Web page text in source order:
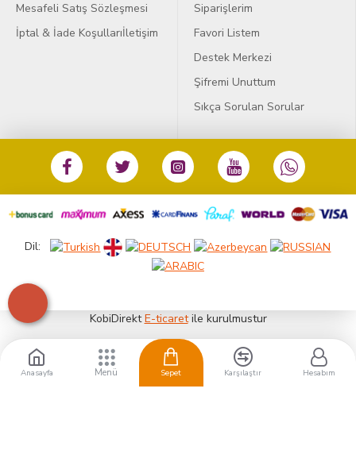
Mesafeli Satış Sözleşmesi
İptal & İade Koşullarıİletişim
Siparişlerim
Favori Listem
Destek Merkezi
Şifremi Unuttum
Sıkça Sorulan Sorular
Dil:
KobiDirektE-ticaretile kurulmustur
Anasayfa Sepet Karşılaştır Hesabım